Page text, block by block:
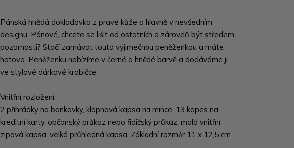
Pánská hnědá dokladovka z pravé kůže a hlavně v nevšedním
designu. Pánové, chcete se lišit od ostatních a zároveň být středem
pozornosti? Stačí zamávat touto výjimečnou peněženkou a máte
hotovo. Peněženku nabízíme v černé a hnědé barvě a dodáváme ji
ve stylové dárkové krabičce.
Vnitřní rozložení:
2 přihrádky na bankovky, klopnová kapsa na mince, 13 kapes na
kreditní karty, občanský průkaz nebo řidičský průkaz, malá vnitřní
zipová kapsa, velká průhledná kapsa. Základní rozměr 11 x 12,5 cm.